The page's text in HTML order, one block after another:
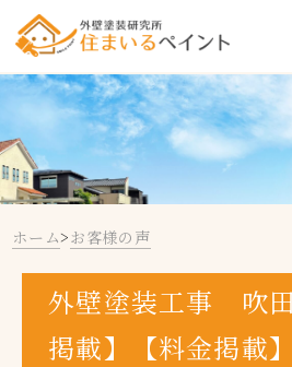
ホーム>お客様の声
外壁塗装工事 吹
掲載】【料金掲載】